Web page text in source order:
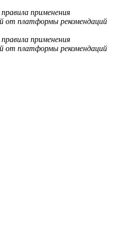
применения
от платформы рекомендаций
применения
от платформы рекомендаций